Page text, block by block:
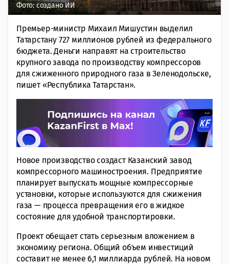
Фото: создано ИИ
Премьер-министр Михаил Мишустин выделил
Татарстану 727 миллионов рублей из федерального
бюджета. Деньги направят на строительство
крупного завода по производству компрессоров
для сжиженного природного газа в Зеленодольске,
пишет «Республика Татарстан».
Новое производство создаст Казанский завод
компрессорного машиностроения. Предприятие
планирует выпускать мощные компрессорные
установки, которые используются для сжижения
газа — процесса превращения его в жидкое
состояние для удобной транспортировки.
Проект обещает стать серьезным вложением в
экономику региона. Общий объем инвестиций
составит не менее 6,1 миллиарда рублей. На новом